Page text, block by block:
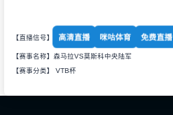
【直播信号】 高清直播 咪咕体育 免费直播
【赛事名称】森马拉VS莫斯科中央陆军
【赛事分类】 VTB杯